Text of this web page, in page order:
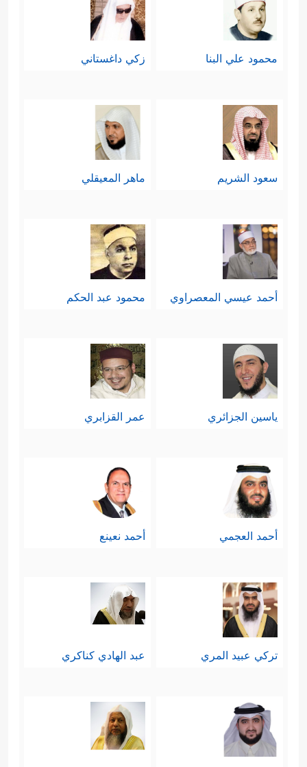
محمود علي البنا زكي داغستاني
سعود الشريم ماهر المعيقلي
أحمد عيسي المعصراوي محمود عبد الحكم
ياسين الجزائري عمر القزابري
أحمد العجمي أحمد نعينع
تركي عبيد المري عبد الهادي كناكري